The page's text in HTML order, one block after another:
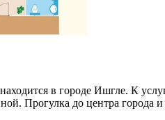
в городе Ишгле. К
Прогулка до центра города